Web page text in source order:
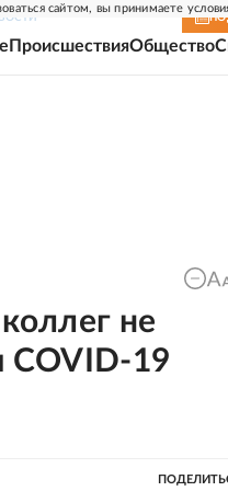
сайтом, вы принимаете
ПроисшествияОбщество
не
COVID-19